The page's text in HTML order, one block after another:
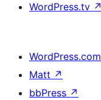
WordPress.tv ↗
WordPress.com
Matt ↗
bbPress ↗